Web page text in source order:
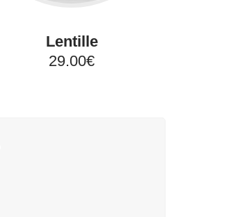
Lentille
29.00€